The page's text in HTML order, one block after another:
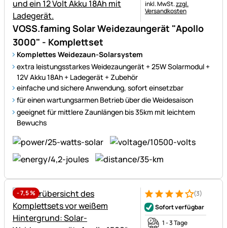
VOSS.faming Solar Weidezaungerät "Apollo
3000" - Komplettset
Komplettes Weidezaun-Solarsystem
extra leistungsstarkes Weidezaungerät + 25W Solarmodul +
12V Akku 18Ah + Ladegerät + Zubehör
einfache und sichere Anwendung, sofort einsetzbar
für einen wartungsarmen Betrieb über die Weidesaison
geeignet für mittlere Zaunlängen bis 35km mit leichtem
Bewuchs
Steuerhinweis:
inkl. MwSt.zzgl.
Versandkosten
-7,5% Bewertung: 4 von 5 (3
3 Bewertungen
(3)
Sofort verfügbar
1 - 3 Tage